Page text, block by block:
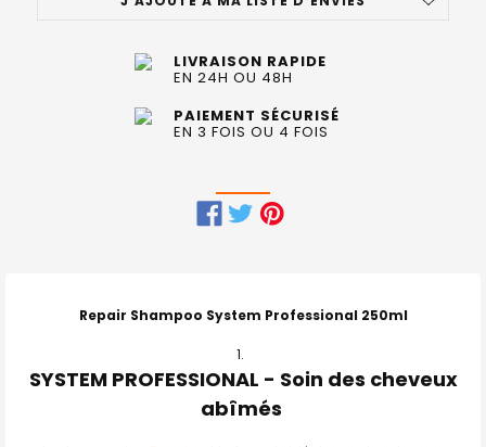
LIVRAISON RAPIDE
EN 24H OU 48H
PAIEMENT SÉCURISÉ
EN 3 FOIS OU 4 FOIS
ENSEMBLE
TOUT
J'AJOUTE
Repair Shampoo System Professional 250ml
SYSTEM PROFESSIONAL - Soin des cheveux
abîmés